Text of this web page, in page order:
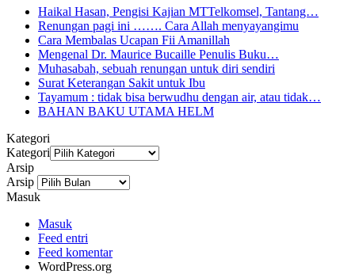
Haikal Hasan, Pengisi Kajian MTTelkomsel, Tantang…
Renungan pagi ini ……. Cara Allah menyayangimu
Cara Membalas Ucapan Fii Amanillah
Mengenal Dr. Maurice Bucaille Penulis Buku…
Muhasabah, sebuah renungan untuk diri sendiri
Surat Keterangan Sakit untuk Ibu
Tayamum : tidak bisa berwudhu dengan air, atau tidak…
BAHAN BAKU UTAMA HELM
Kategori
Kategori
Arsip
Arsip
Masuk
Masuk
Feed entri
Feed komentar
WordPress.org